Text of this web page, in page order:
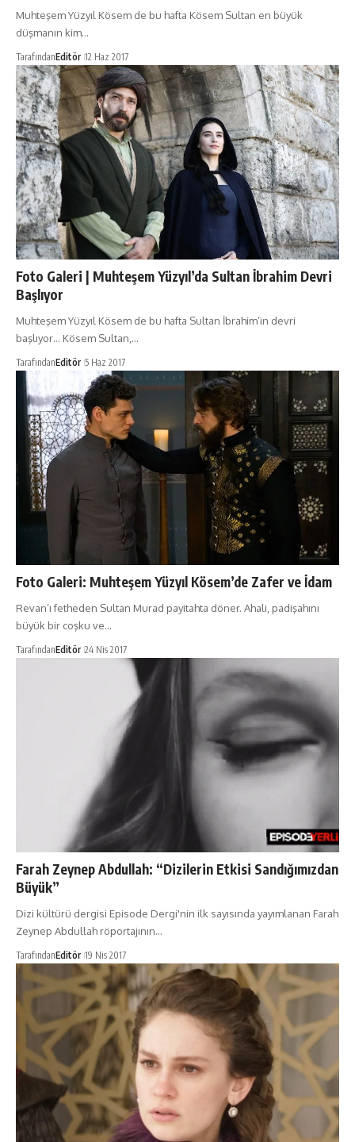
Muhteşem Yüzyıl Kösem de bu hafta Kösem Sultan en büyük
düşmanın kim…
TarafındanEditör 12 Haz 2017
Foto Galeri | Muhteşem Yüzyıl’da Sultan İbrahim Devri
Başlıyor
Muhteşem Yüzyıl Kösem de bu hafta Sultan İbrahim’in devri
başlıyor… Kösem Sultan,…
TarafındanEditör 5 Haz 2017
Foto Galeri: Muhteşem Yüzyıl Kösem’de Zafer ve İdam
Revan’ı fetheden Sultan Murad payitahta döner. Ahali, padişahını
büyük bir coşku ve…
TarafındanEditör 24 Nis 2017
Farah Zeynep Abdullah: “Dizilerin Etkisi Sandığımızdan
Büyük”
Dizi kültürü dergisi Episode Dergi'nin ilk sayısında yayımlanan Farah
Zeynep Abdullah röportajının…
TarafındanEditör 19 Nis 2017